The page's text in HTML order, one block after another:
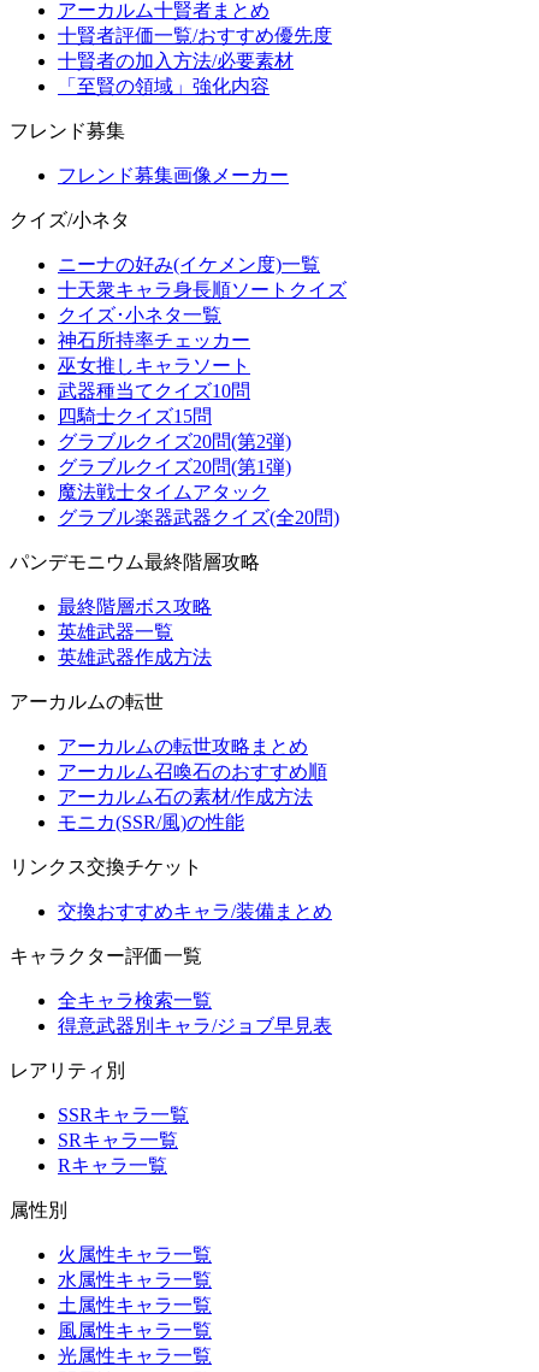
アーカルム十賢者まとめ
十賢者評価一覧/おすすめ優先度
十賢者の加入方法/必要素材
「至賢の領域」強化内容
フレンド募集
フレンド募集画像メーカー
クイズ/小ネタ
ニーナの好み(イケメン度)一覧
十天衆キャラ身長順ソートクイズ
クイズ･小ネタ一覧
神石所持率チェッカー
巫女推しキャラソート
武器種当てクイズ10問
四騎士クイズ15問
グラブルクイズ20問(第2弾)
グラブルクイズ20問(第1弾)
魔法戦士タイムアタック
グラブル楽器武器クイズ(全20問)
パンデモニウム最終階層攻略
最終階層ボス攻略
英雄武器一覧
英雄武器作成方法
アーカルムの転世
アーカルムの転世攻略まとめ
アーカルム召喚石のおすすめ順
アーカルム石の素材/作成方法
モニカ(SSR/風)の性能
リンクス交換チケット
交換おすすめキャラ/装備まとめ
キャラクター評価一覧
全キャラ検索一覧
得意武器別キャラ/ジョブ早見表
レアリティ別
SSRキャラ一覧
SRキャラ一覧
Rキャラ一覧
属性別
火属性キャラ一覧
水属性キャラ一覧
土属性キャラ一覧
風属性キャラ一覧
光属性キャラ一覧